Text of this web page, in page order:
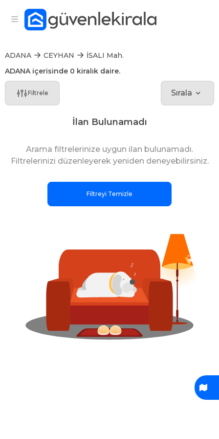
ADANA CEYHAN
İSALI Mah.
ADANA içerisinde 0 kiralık daire.
Filtrele Sırala
İlan Bulunamadı
Arama filtrelerinize uygun ilan bulunamadı.
Filtrelerinizi düzenleyerek yeniden deneyebilirsiniz.
Filtreyi Temizle